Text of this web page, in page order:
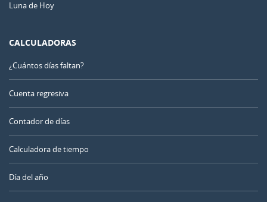
Luna de Hoy
CALCULADORAS
¿Cuántos días faltan?
Cuenta regresiva
Contador de días
Calculadora de tiempo
Día del año